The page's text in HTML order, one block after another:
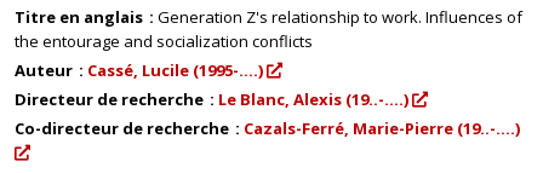
Titre en anglais
Generation Z's relationship to work. Influences of
the entourage and socialization conflicts
Auteur
Cassé, Lucile (1995-....)
Directeur de recherche
Le Blanc, Alexis (19..-....)
Co-directeur de recherche
Cazals-Ferré, Marie-Pierre (19..-....)